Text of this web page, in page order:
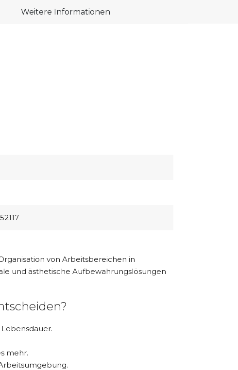
Weitere Informationen
von Arbeitsbereichen in
und ästhetische Aufbewahrungslösungen
mehr.